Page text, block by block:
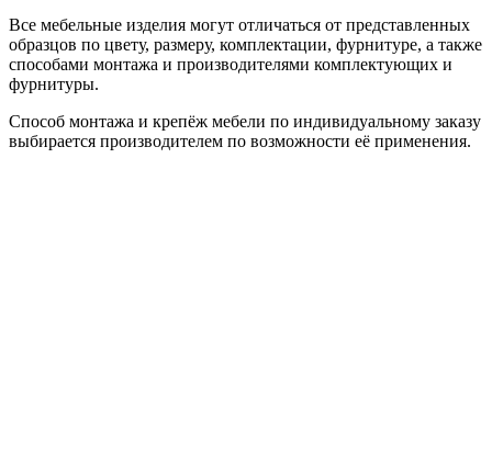
Все мебельные изделия могут отличаться от представленных
образцов по цвету, размеру, комплектации, фурнитуре, а также
способами монтажа и производителями комплектующих и
фурнитуры.
Способ монтажа и крепёж мебели по индивидуальному заказу
выбирается производителем по возможности её применения.